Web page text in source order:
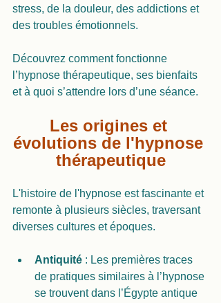
stress, de la douleur, des addictions et
des troubles émotionnels.
Découvrez comment fonctionne
l’hypnose thérapeutique, ses bienfaits
et à quoi s’attendre lors d’une séance.
Les origines et
évolutions de l'hypnose
thérapeutique
L'histoire de l'hypnose est fascinante et
remonte à plusieurs siècles, traversant
diverses cultures et époques.
Antiquité : Les premières traces
de pratiques similaires à l’hypnose
se trouvent dans l’Égypte antique